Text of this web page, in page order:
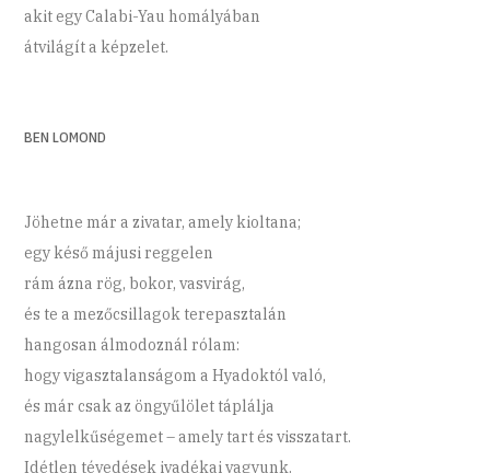
akit egy Calabi-Yau homályában
átvilágít a képzelet.
BEN LOMOND
Jöhetne már a zivatar, amely kioltana;
egy késő májusi reggelen
rám ázna rög, bokor, vasvirág,
és te a mezőcsillagok terepasztalán
hangosan álmodoznál rólam:
hogy vigasztalanságom a Hyadoktól való,
és már csak az öngyűlölet táplálja
nagylelkűségemet – amely tart és visszatart.
Idétlen tévedések ivadékai vagyunk.